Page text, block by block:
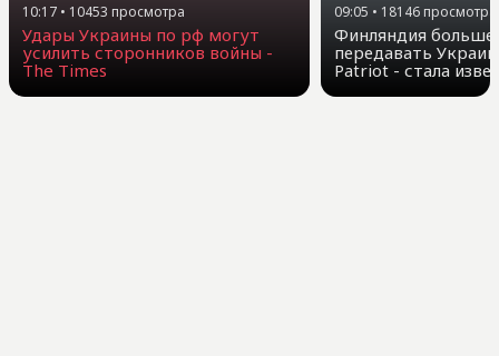
10:17 • 10453 просмотра
Удары Украины по рф могут
усилить сторонников войны -
The Times
09:05 • 18146 просмотра
Финляндия больше
передавать
Patriot - стала